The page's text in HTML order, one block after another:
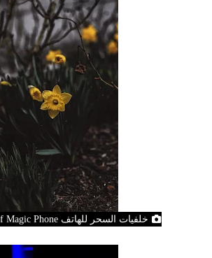
خلفيات السحر للهاتف Wallpapers of Magic Phone